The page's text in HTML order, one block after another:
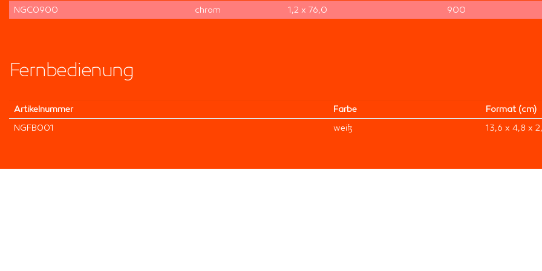
NGC0900
chrom 1,2 x 76,0 900
Fernbedienung
Artikel­nummer Farbe
Format (cm)
NGFB001
weiß 13,6 x 4,8 x